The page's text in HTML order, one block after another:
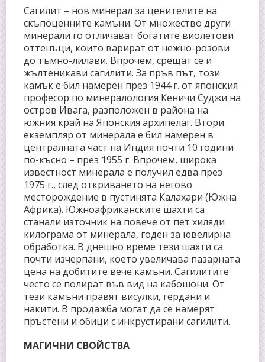
Сагилит – нов минерал за ценителите на
скъпоценните камъни. От множество други
минерали го отличават богатите виолетови
оттенъци, които варират от нежно-розови
до тъмно-лилави. Впрочем, срещат се и
жълтеникави сагилити. За пръв път, този
камък е бил намерен през 1944 г. от японския
професор по минералология Кеничи Суджи на
остров Ивага, разположен в района на
южния край на Японския архипелаг. Втори
екземпляр от минерала е бил намерен в
централната част на Индия почти 10 години
по-късно – през 1955 г. Впрочем, широка
известност минерала е получил едва през
1975 г., след откриването на негово
месторождение в пустинята Калахари (Южна
Африка). Южноафриканските шахти са
станали източник на повече от пет хиляди
килограма от минерала, годен за ювелирна
обработка. В днешно време тези шахти са
почти изчерпани, което увеличава пазарната
цена на добитите вече камъни. Сагилитите
често се полират във вид на кабошони. От
тези камъни правят висулки, гердани и
накити. В продажба могат да се намерят
пръстени и обици с инкрустирани сагилити.
МАГИЧНИ СВОЙСТВА